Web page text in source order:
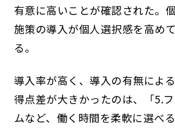
有意に高いことが確認された。
施策の導入が個人選択感を高め
る。
導入率が高く、導入の有無によ
得点差が大きかったのは、「5.
ムなど、働く時間を柔軟に選べ